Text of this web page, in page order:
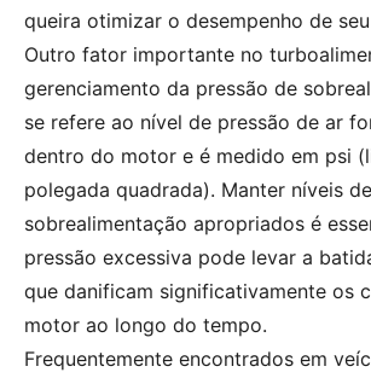
queira otimizar o desempenho de
Outro fator importante no
gerenciamento da pressão de
se refere ao nível de pressão de ar
dentro do motor e é medido em psi
polegada quadrada). Manter níveis de
sobrealimentação apropriados é
pressão excessiva pode levar a
que danificam significativamente os
motor ao longo do tempo.
Frequentemente encontrados em